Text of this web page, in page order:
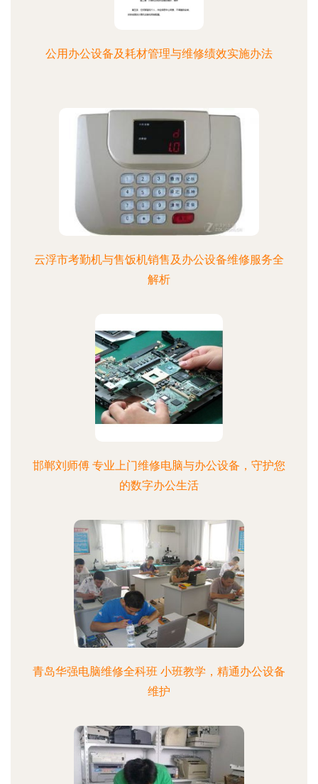
公用办公设备及耗材管理与维修绩效实施办法
云浮市考勤机与售饭机销售及办公设备维修服务全
解析
邯郸刘师傅 专业上门维修电脑与办公设备，守护您
的数字办公生活
青岛华强电脑维修全科班 小班教学，精通办公设备
维护